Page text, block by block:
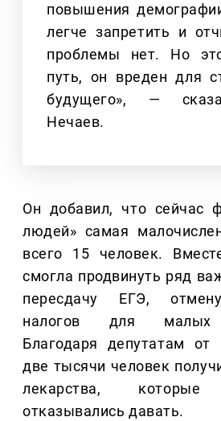
повышения
легче запретить и
проблемы нет. Но
путь, он вреден для
будущего», —
Нечаев.
Он добавил, что сейчас
людей» самая
всего 15 человек.
смогла продвинуть ряд
пересдачу ЕГЭ,
налогов для малых
Благодаря депутатам
две тысячи человек
лекарства,
отказывались давать.